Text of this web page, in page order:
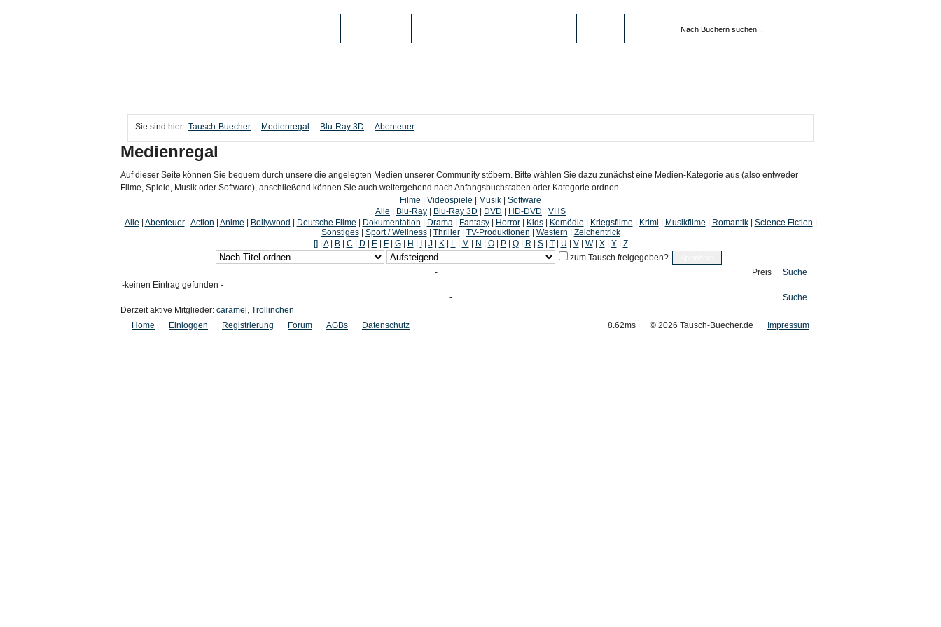
Sie sind hier: Tausch-Buecher Medienregal Blu-Ray 3D Abenteuer
Medienregal
Auf dieser Seite können Sie bequem durch unsere die angelegten Medien unserer Community stöbern. Bitte wählen Sie dazu zunächst eine Medien-Kategorie aus (also entweder
Filme, Spiele, Musik oder Software), anschließend können Sie auch weitergehend nach Anfangsbuchstaben oder Kategorie ordnen.
Filme
Videospiele Musik
Software
Alle
Blu-Ray Blu-Ray 3D DVD HD-DVD
VHS
Alle
Abenteuer| Action Anime Bollywood Deutsche Filme Dokumentation Drama| Fantasy| Horror| Kids| Komödie Kriegsfilme Krimi Musikfilme Romantik| Science Fiction
Sonstiges| Sport / Wellness| Thriller| TV-Produktionen Western
Zeichentrick
[]
A| B| C D E| F| G| H J| K| L| M N O| P| Q| R S| T| U V| W| X| Y| Z
zum Tausch freigegeben?
-
Preis
Suche
-keinen Eintrag gefunden -
-
Suche
Derzeit aktive Mitglieder: caramel , Trollinchen
Home
Einloggen Registrierung Forum AGBs Datenschutz 8.62ms © 2026 Tausch-Buecher.de Impressum